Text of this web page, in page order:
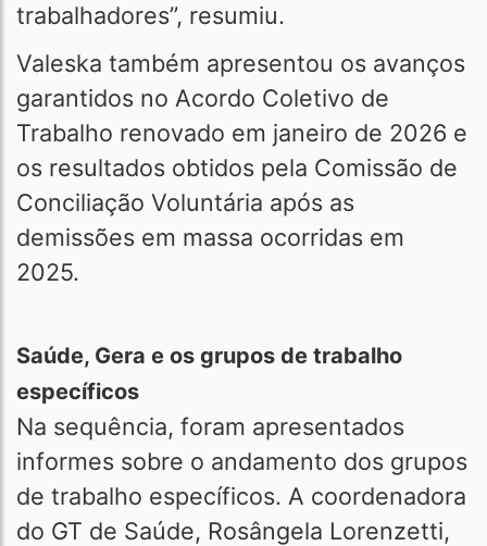
trabalhadores”, resumiu.
Valeska também apresentou os avanços
garantidos no Acordo Coletivo de
Trabalho renovado em janeiro de 2026 e
os resultados obtidos pela Comissão de
Conciliação Voluntária após as
demissões em massa ocorridas em
2025.
Saúde, Gera e os grupos de trabalho
específicos
Na sequência, foram apresentados
informes sobre o andamento dos grupos
de trabalho específicos. A coordenadora
do GT de Saúde, Rosângela Lorenzetti,